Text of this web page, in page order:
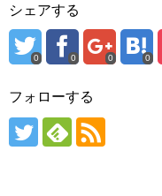
シェアする
0 0 0 0
フォローする